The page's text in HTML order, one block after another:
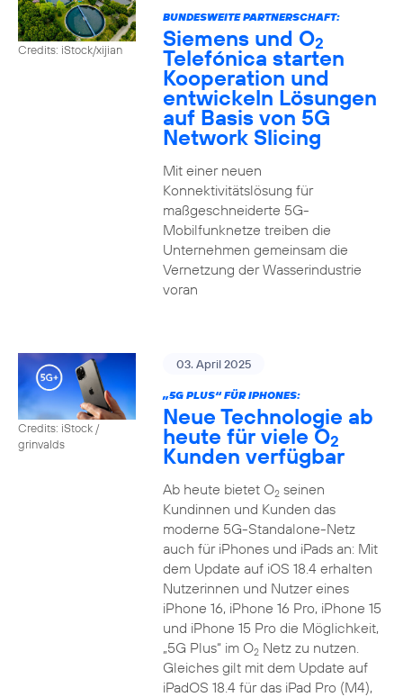
Credits: iStock/xijian
BUNDESWEITE PARTNERSCHAFT:
Siemens und O2
Telefónica starten
Kooperation und
entwickeln Lösungen
auf Basis von 5G
Network Slicing
Mit einer neuen
Konnektivitätslösung für
maßgeschneiderte 5G-
Mobilfunknetze treiben die
Unternehmen gemeinsam die
Vernetzung der Wasserindustrie
voran
Credits: iStock /
grinvalds
03. April 2025
„5G PLUS“ FÜR IPHONES:
Neue Technologie ab
heute für viele O2
Kunden verfügbar
Ab heute bietet O2seinen
Kundinnen und Kunden das
moderne 5G-Standalone-Netz
auch für iPhones und iPads an: Mit
dem Update auf iOS 18.4 erhalten
Nutzerinnen und Nutzer eines
iPhone 16, iPhone 16 Pro, iPhone 15
und iPhone 15 Pro die Möglichkeit,
„5G Plus“ im O2Netz zu nutzen.
Gleiches gilt mit dem Update auf
iPadOS 18.4 für das iPad Pro (M4),